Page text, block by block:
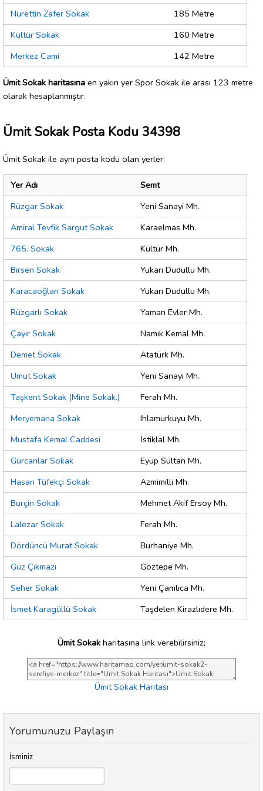
Nurettin Zafer Sokak
185 Metre
Kültür Sokak
160 Metre
Merkez Cami
142 Metre
Ümit Sokak haritasına en yakın yer Spor Sokak ile arası 123 metre
olarak hesaplanmıştır.
Ümit Sokak Posta Kodu 34398
Ümit Sokak ile aynı posta kodu olan yerler:
Yer Adı
Semt
Rüzgar Sokak
Yeni Sanayi Mh.
Amiral Tevfik Sargut Sokak
Karaelmas Mh.
765. Sokak
Kültür Mh.
Birsen Sokak
Yukarı Dudullu Mh.
Karacaoğlan Sokak
Yukarı Dudullu Mh.
Rüzgarlı Sokak
Yaman Evler Mh.
Çayır Sokak
Namık Kemal Mh.
Demet Sokak
Atatürk Mh.
Umut Sokak
Yeni Sanayi Mh.
Taşkent Sokak (Mine Sokak.)
Ferah Mh.
Meryemana Sokak
Ihlamurkuyu Mh.
Mustafa Kemal Caddesi
İstiklal Mh.
Gürcanlar Sokak
Eyüp Sultan Mh.
Hasan Tüfekçi Sokak
Azmimilli Mh.
Burçin Sokak
Mehmet Akif Ersoy Mh.
Lalezar Sokak
Ferah Mh.
Dördüncü Murat Sokak
Burhaniye Mh.
Güz Çıkmazı
Göztepe Mh.
Seher Sokak
Yeni Çamlıca Mh.
İsmet Karagüllü Sokak
Taşdelen Kirazlıdere Mh.
Ümit Sokak haritasına link verebilirsiniz;
Ümit Sokak Haritası
Yorumunuzu Paylaşın
İsminiz